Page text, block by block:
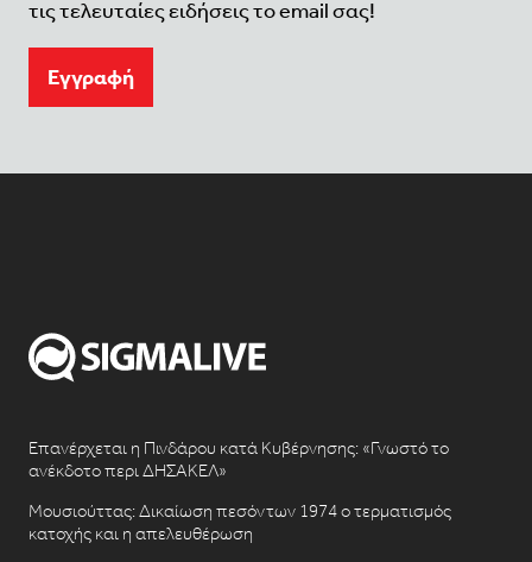
τις τελευταίες ειδήσεις το email σας!
Eγγραφή
Επανέρχεται η Πινδάρου κατά Κυβέρνησης: «Γνωστό το
ανέκδοτο περι ΔΗΣΑΚΕΛ»
Μουσιούττας: Δικαίωση πεσόντων 1974 ο τερματισμός
κατοχής και η απελευθέρωση